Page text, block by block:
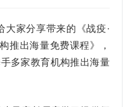
大家分享带来的《战疫·
推出海量免费课程》，
多家教育机构推出海量